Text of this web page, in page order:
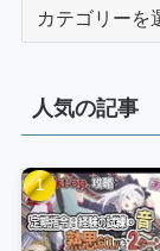
ー
人気の記事